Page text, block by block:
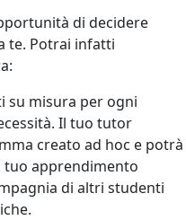
di decidere
te. Potrai infatti
su misura per ogni
Il tuo tutor
creato ad hoc e potrà
tuo apprendimento
di altri studenti